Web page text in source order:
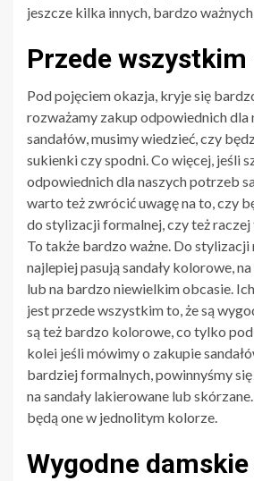
jeszcze kilka innych, bardzo
Przede wszystkim
Pod pojęciem okazja, kryje się
rozważamy zakup odpowiednich dla
sandałów, musimy wiedzieć, czy
sukienki czy spodni. Co więcej, jeśli
odpowiednich dla naszych potrzeb
warto też zwrócić uwagę na to, czy
do stylizacji formalnej, czy też raczej
To także bardzo ważne. Do stylizacji
najlepiej pasują sandały kolorowe,
lub na bardzo niewielkim obcasie.
jest przede wszystkim to, że są
są też bardzo kolorowe, co tylko
kolei jeśli mówimy o zakupie
bardziej formalnych, powinnyśmy
na sandały lakierowane lub
będą one w jednolitym kolorze.
Wygodne damskie